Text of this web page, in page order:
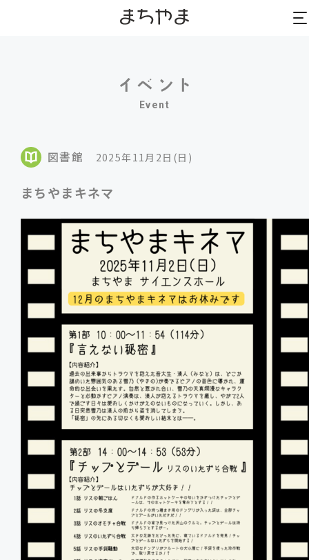
Event
図書館 2025年11月2日(日)
まちやまキネマ